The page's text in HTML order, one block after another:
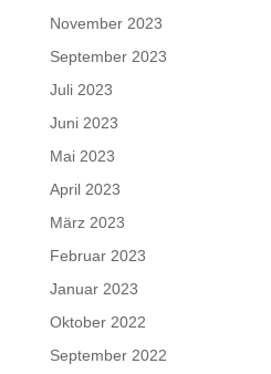
November 2023
September 2023
Juli 2023
Juni 2023
Mai 2023
April 2023
März 2023
Februar 2023
Januar 2023
Oktober 2022
September 2022